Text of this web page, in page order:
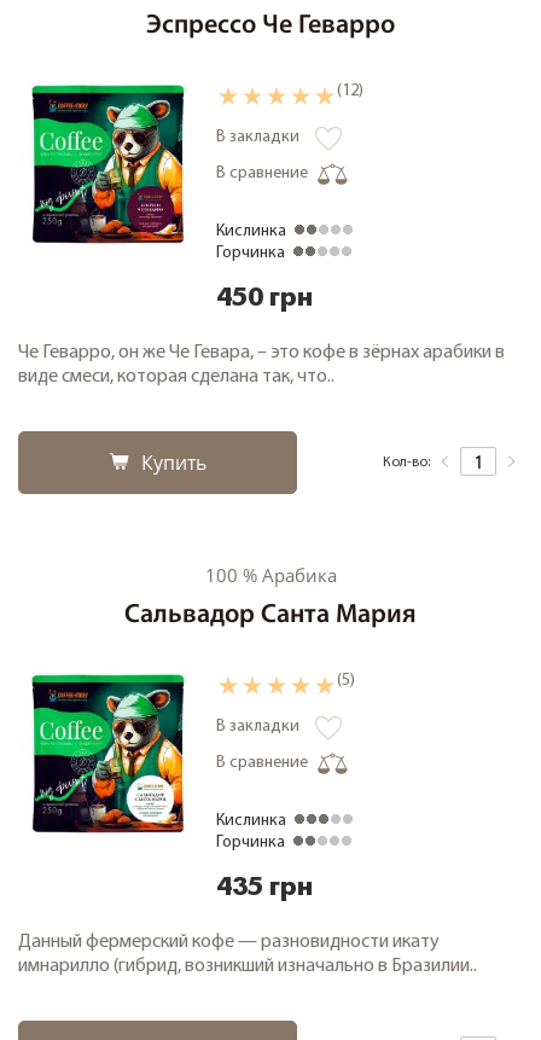
Эспрессо Че Геварро
(12)
В закладки
В сравнение
Кислинка
Горчинка
450 грн
Че Геварро, он же Че Гевара, – это кофе в зёрнах арабики в
виде смеси, которая сделана так, что..
Купить Кол-во:
100 % Арабика
Сальвадор Санта Мария
(5)
В закладки
В сравнение
Кислинка
Горчинка
435 грн
Данный фермерский кофе — разновидности икату
имнарилло (гибрид, возникший изначально в Бразилии..